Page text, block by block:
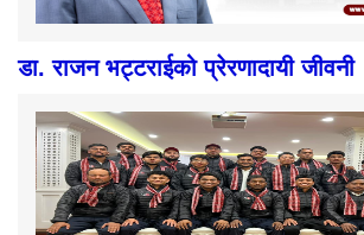
डा. राजन भट्टराईको प्रेरणादायी जीवनी